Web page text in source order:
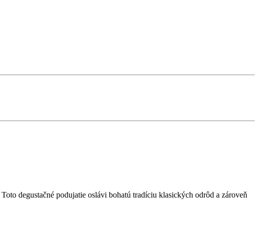
degustačné podujatie oslávi bohatú tradíciu klasických odrôd a zároveň